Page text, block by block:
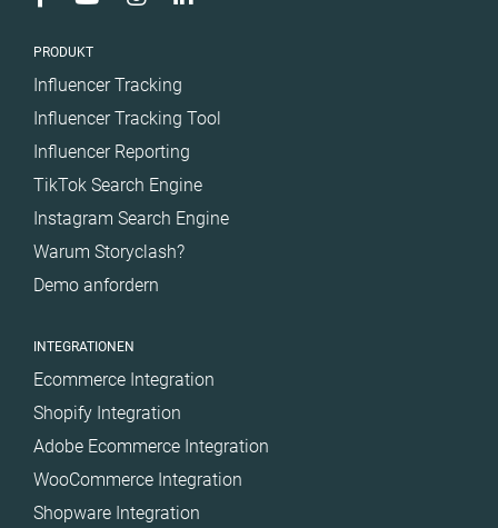
PRODUKT
Influencer Tracking
Influencer Tracking Tool
Influencer Reporting
TikTok Search Engine
Instagram Search Engine
Warum Storyclash?
Demo anfordern
INTEGRATIONEN
Ecommerce Integration
Shopify Integration
Adobe Ecommerce Integration
WooCommerce Integration
Shopware Integration